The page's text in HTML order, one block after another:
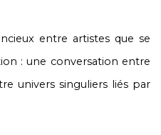
entre artistes que se
: une conversation entre
univers singuliers liés par